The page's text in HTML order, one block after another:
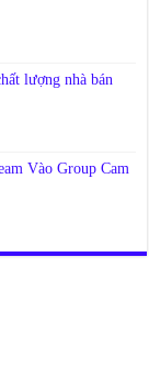
lượng nhà bán
Vào Group Cam